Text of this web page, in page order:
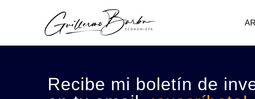
Recibe mi boletín de